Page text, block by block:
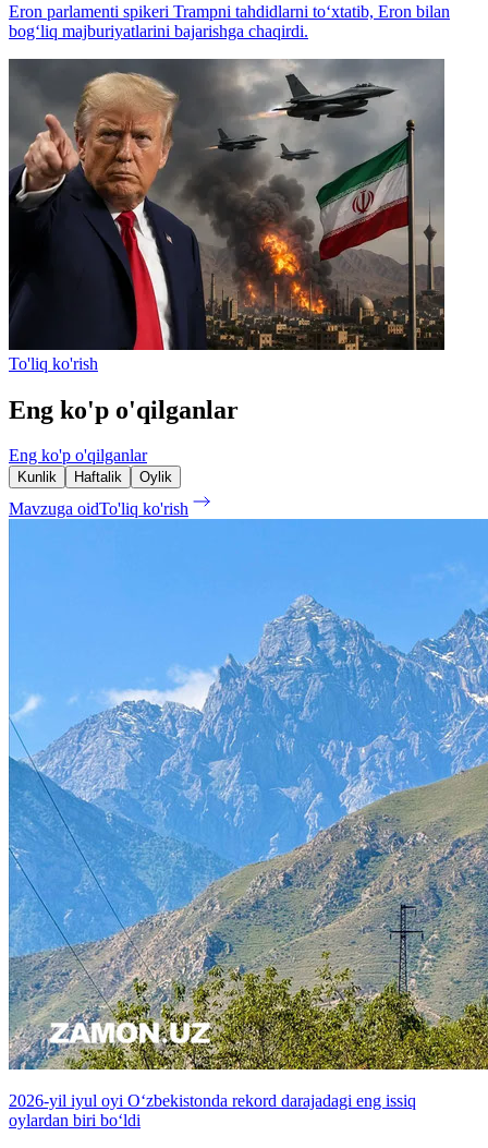
Eron parlamenti spikeri Trampni tahdidlarni to‘xtatib, Eron bilan
bog‘liq majburiyatlarini bajarishga chaqirdi.
To'liq ko'rish
Eng ko'p o'qilganlar
Eng ko'p o'qilganlar
Kunlik Haftalik Oylik
Mavzuga oidTo'liq ko'rish
2026-yil iyul oyi O‘zbekistonda rekord darajadagi eng issiq
oylardan biri bo‘ldi